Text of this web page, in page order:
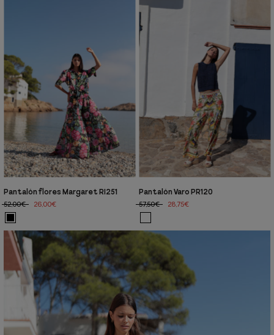
Pantalón flores Margaret RI251
52,00€
26,00€
Pantalón Varo PR120
57,50€
28,75€